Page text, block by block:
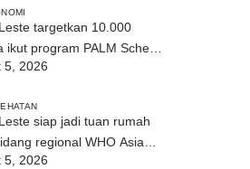
targetkan 10.000
ikut program PALM Scheme
pada 2028
5, 2026
siap jadi tuan rumah
regional WHO Asia
5, 2026